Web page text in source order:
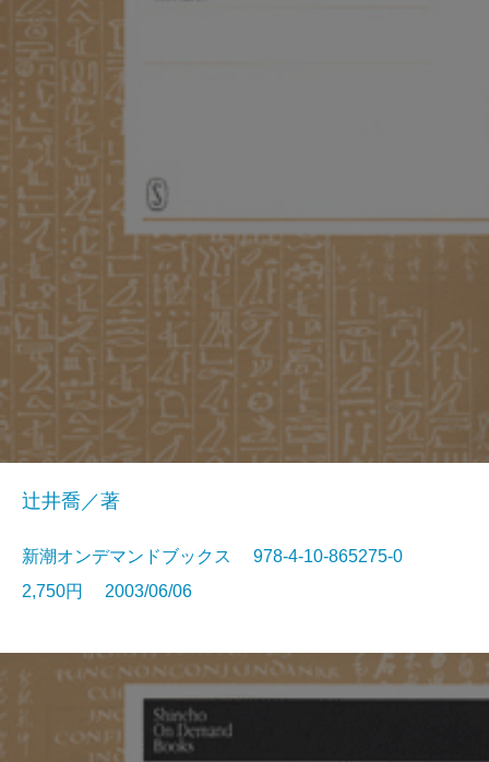
辻井喬／著
新潮オンデマンドブックス 978-4-10-865275-0
2,750円 2003/06/06